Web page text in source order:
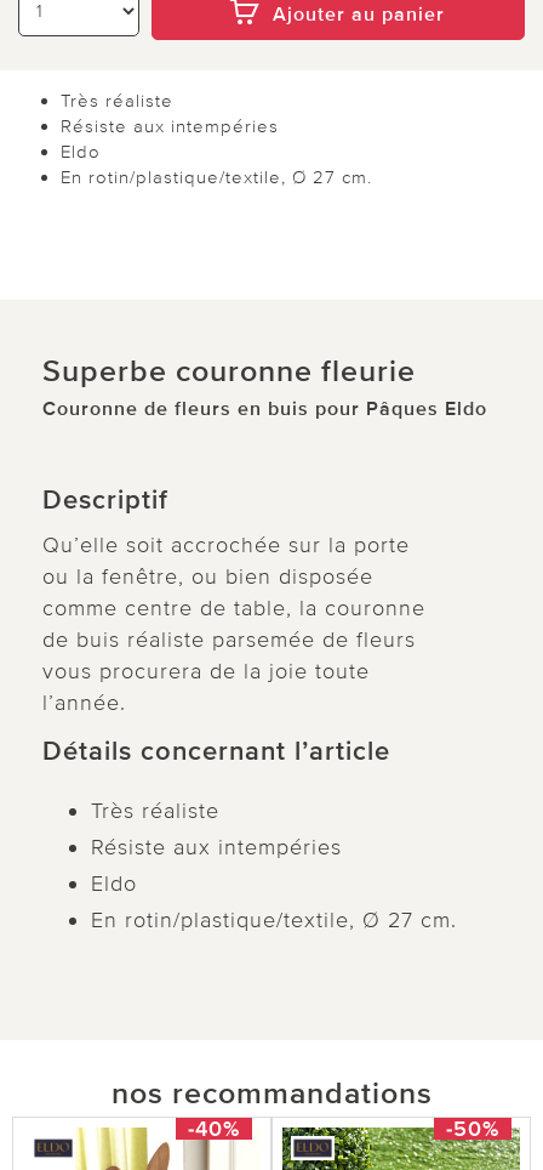
Ajouter au panier
Très réaliste
Résiste aux intempéries
Eldo
En rotin/plastique/textile, Ø 27 cm.
Superbe couronne fleurie
Couronne de fleurs en buis pour Pâques Eldo
Descriptif
Qu’elle soit accrochée sur la porte
ou la fenêtre, ou bien disposée
comme centre de table, la couronne
de buis réaliste parsemée de fleurs
vous procurera de la joie toute
l’année.
Détails concernant l’article
Très réaliste
Résiste aux intempéries
Eldo
En rotin/plastique/textile, Ø 27 cm.
nos recommandations
-40% -50%